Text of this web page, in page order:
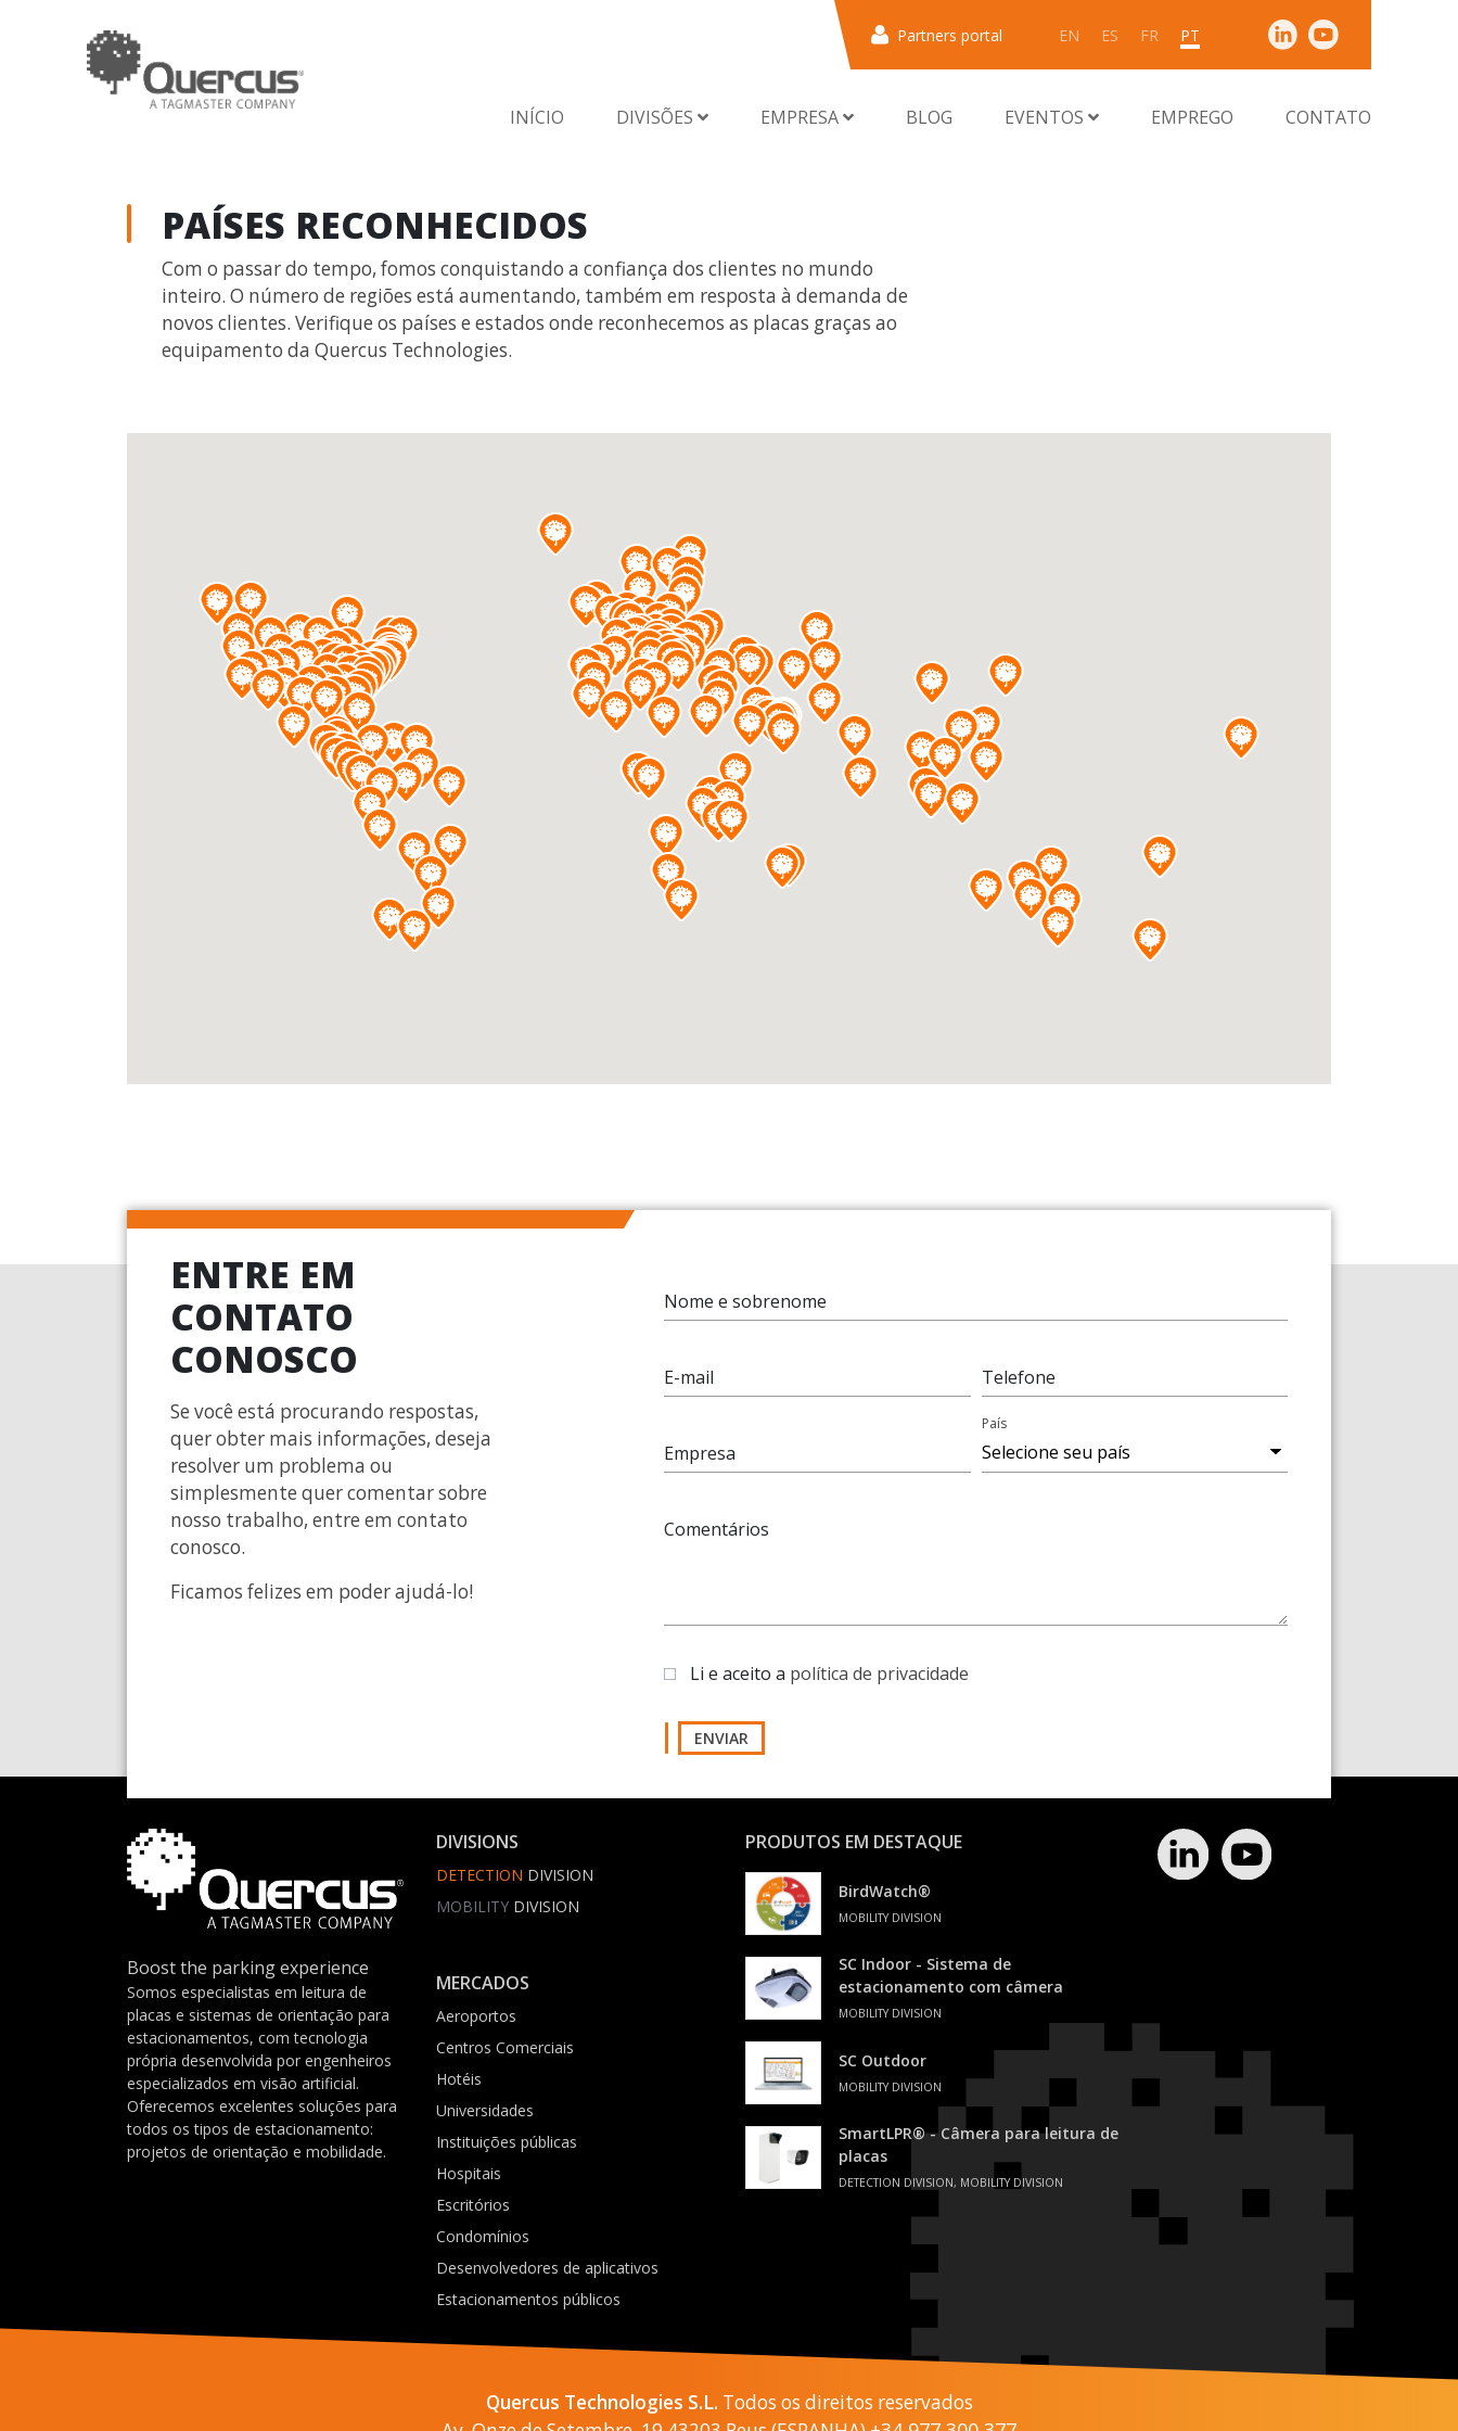
Partners portal EN ES FR PT
INÍCIO DIVISÕES EMPRESA BLOG EVENTOS EMPREGO CONTATO
PAÍSES RECONHECIDOS
Com o passar do tempo, fomos conquistando a confiança dos clientes no mundo
inteiro. O número de regiões está aumentando, também em resposta à demanda de
novos clientes. Verifique os países e estados onde reconhecemos as placas graças ao
equipamento da Quercus Technologies.
ENTRE EM
CONTATO
CONOSCO
Se você está procurando respostas,
quer obter mais informações, deseja
resolver um problema ou
simplesmente quer comentar sobre
nosso trabalho, entre em contato
conosco.
Ficamos felizes em poder ajudá-lo!
Nome e sobrenome
E-mail Telefone
Empresa
País
Comentários
Li e aceito a política de privacidade
ENVIAR
Boost the parking experience
Somos especialistas em leitura de
placas e sistemas de orientação para
estacionamentos, com tecnologia
própria desenvolvida por engenheiros
especializados em visão artificial.
Oferecemos excelentes soluções para
todos os tipos de estacionamento:
projetos de orientação e mobilidade.
DIVISIONS
DETECTION DIVISION
MOBILITY DIVISION
MERCADOS
Aeroportos
Centros Comerciais
Hotéis
Universidades
Instituições públicas
Hospitais
Escritórios
Condomínios
Desenvolvedores de aplicativos
Estacionamentos públicos
PRODUTOS EM DESTAQUE
BirdWatch®
MOBILITY DIVISION
SC Indoor - Sistema de
estacionamento com câmera
MOBILITY DIVISION
SC Outdoor
MOBILITY DIVISION
SmartLPR® - Câmera para leitura de
placas
DETECTION DIVISION, MOBILITY DIVISION
Quercus Technologies S.L. Todos os direitos reservados